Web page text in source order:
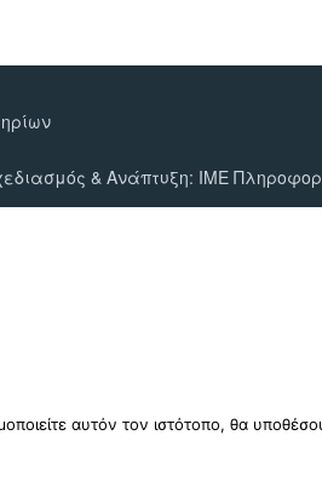
& Ανάπτυξη: ΙΜΕ
αυτόν τον ιστότοπο, θα